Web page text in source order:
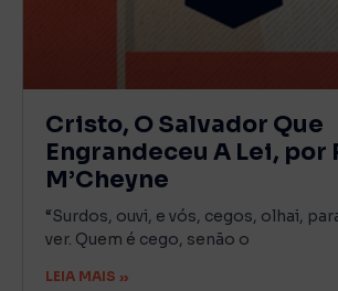
Cristo, O Salvador Que
Engrandeceu A Lei, por
M’Cheyne
“Surdos, ouvi, e vós, cegos, olhai,
ver. Quem é cego, senão o
LEIA MAIS »